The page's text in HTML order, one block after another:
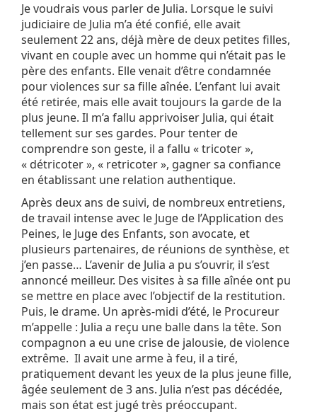
Je voudrais vous parler de Julia. Lorsque le suivi
judiciaire de Julia m’a été confié, elle avait
seulement 22 ans, déjà mère de deux petites filles,
vivant en couple avec un homme qui n’était pas le
père des enfants. Elle venait d’être condamnée
pour violences sur sa fille aînée. L’enfant lui avait
été retirée, mais elle avait toujours la garde de la
plus jeune. Il m’a fallu apprivoiser Julia, qui était
tellement sur ses gardes. Pour tenter de
comprendre son geste, il a fallu « tricoter »,
« détricoter », « retricoter », gagner sa confiance
en établissant une relation authentique.
Après deux ans de suivi, de nombreux entretiens,
de travail intense avec le Juge de l’Application des
Peines, le Juge des Enfants, son avocate, et
plusieurs partenaires, de réunions de synthèse, et
j’en passe… L’avenir de Julia a pu s’ouvrir, il s’est
annoncé meilleur. Des visites à sa fille aînée ont pu
se mettre en place avec l’objectif de la restitution.
Puis, le drame. Un après-midi d’été, le Procureur
m’appelle : Julia a reçu une balle dans la tête. Son
compagnon a eu une crise de jalousie, de violence
extrême. Il avait une arme à feu, il a tiré,
pratiquement devant les yeux de la plus jeune fille,
âgée seulement de 3 ans. Julia n’est pas décédée,
mais son état est jugé très préoccupant.